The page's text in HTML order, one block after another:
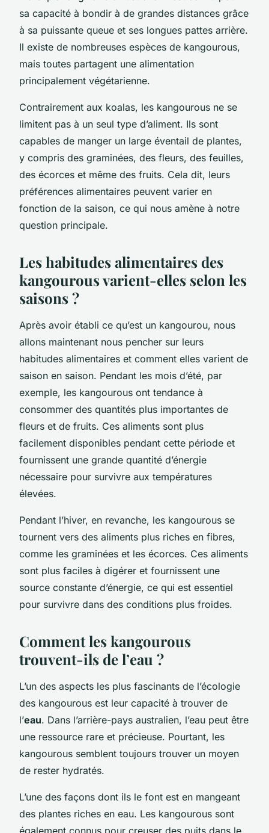
sa capacité à bondir à de grandes distances grâce
à sa puissante queue et ses longues pattes arrière.
Il existe de nombreuses espèces de kangourous,
mais toutes partagent une alimentation
principalement végétarienne.
Contrairement aux koalas, les kangourous ne se
limitent pas à un seul type d’aliment. Ils sont
capables de manger un large éventail de plantes,
y compris des graminées, des fleurs, des feuilles,
des écorces et même des fruits. Cela dit, leurs
préférences alimentaires peuvent varier en
fonction de la saison, ce qui nous amène à notre
question principale.
Les habitudes alimentaires des
kangourous varient-elles selon les
saisons ?
Après avoir établi ce qu’est un kangourou, nous
allons maintenant nous pencher sur leurs
habitudes alimentaires et comment elles varient de
saison en saison. Pendant les mois d’été, par
exemple, les kangourous ont tendance à
consommer des quantités plus importantes de
fleurs et de fruits. Ces aliments sont plus
facilement disponibles pendant cette période et
fournissent une grande quantité d’énergie
nécessaire pour survivre aux températures
élevées.
Pendant l’hiver, en revanche, les kangourous se
tournent vers des aliments plus riches en fibres,
comme les graminées et les écorces. Ces aliments
sont plus faciles à digérer et fournissent une
source constante d’énergie, ce qui est essentiel
pour survivre dans des conditions plus froides.
Comment les kangourous
trouvent-ils de l’eau ?
L’un des aspects les plus fascinants de l’écologie
des kangourous est leur capacité à trouver de
l’eau. Dans l’arrière-pays australien, l’eau peut être
une ressource rare et précieuse. Pourtant, les
kangourous semblent toujours trouver un moyen
de rester hydratés.
L’une des façons dont ils le font est en mangeant
des plantes riches en eau. Les kangourous sont
également connus pour creuser des puits dans le